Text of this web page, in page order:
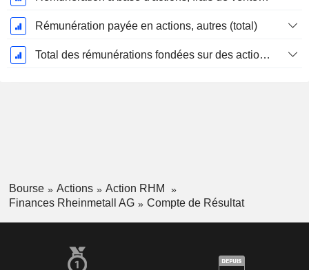
Rémunération payée en actions, autres (total)
Total des rémunérations fondées sur des actions
Bourse Actions
Action RHM
Finances Rheinmetall AG
Compte de Résultat